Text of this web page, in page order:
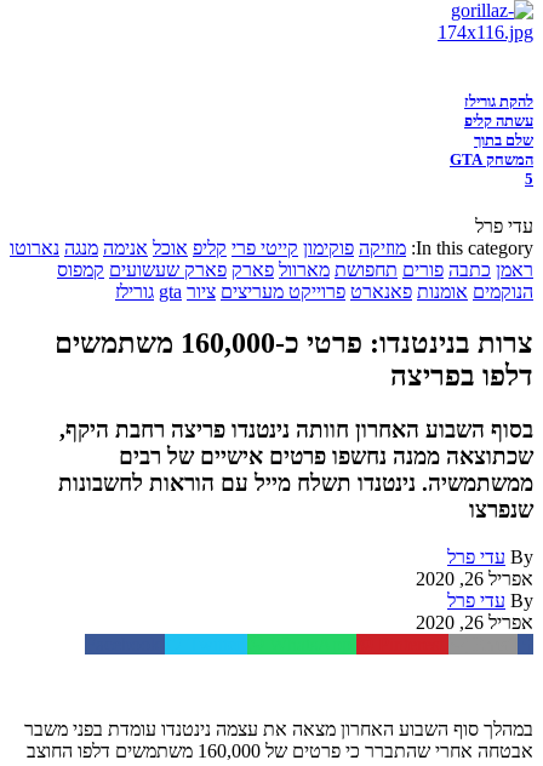
להקת גורילז
עשתה קליפ
שלם בתוך
המשחק GTA
5
עדי פרל
In this category: מוזיקה פוקימון קייטי פרי קליפ אוכל אנימה מנגה נארוטו
ראמן כתבה פורים תחפושת מארוול פארק פארק שעשועים קמפוס
הנוקמים אומנות פאנארט פרוייקט מעריצים ציור gta גורילז
צרות בנינטנדו: פרטי כ-160,000 משתמשים
דלפו בפריצה
בסוף השבוע האחרון חוותה נינטנדו פריצה רחבת היקף,
שכתוצאה ממנה נחשפו פרטים אישיים של רבים
ממשתמשיה. נינטנדו תשלח מייל עם הוראות לחשבונות
שנפרצו
By עדי פרל
אפריל 26, 2020
By עדי פרל
אפריל 26, 2020
במהלך סוף השבוע האחרון מצאה את עצמה נינטנדו עומדת בפני משבר
אבטחה אחרי שהתברר כי פרטים של 160,000 משתמשים דלפו החוצב